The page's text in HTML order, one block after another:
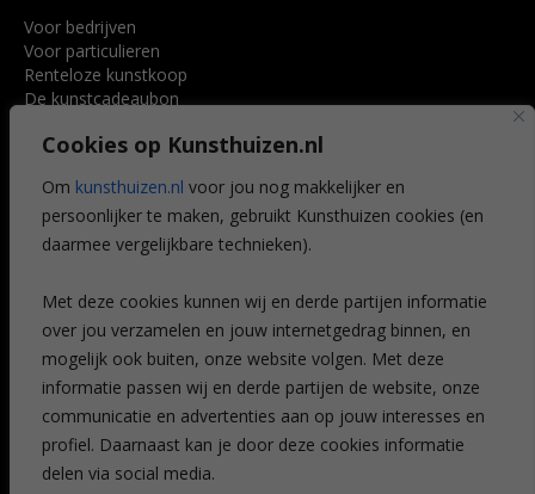
Cookies op Kunsthuizen.nl
Om kunsthuizen.nl voor jou nog makkelijker en
persoonlijker te maken, gebruikt Kunsthuizen cookies (en
daarmee vergelijkbare technieken).
Met deze cookies kunnen wij en derde partijen informatie
over jou verzamelen en jouw internetgedrag binnen, en
mogelijk ook buiten, onze website volgen. Met deze
informatie passen wij en derde partijen de website, onze
communicatie en advertenties aan op jouw interesses en
profiel. Daarnaast kan je door deze cookies informatie
delen via social media.
Voor bedrijven
Voor particulieren
Renteloze kunstkoop
De kunstcadeaubon
Voordelen
Veelgestelde vragen
CONTACT
Leiden
Amsterdam
Breda
Favorieten
Mijn art alert
NIEUWSBRIEF